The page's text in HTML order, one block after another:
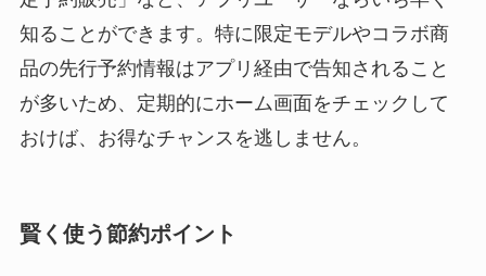
知ることができます。特に限定モデルやコラボ商
品の先行予約情報はアプリ経由で告知されること
が多いため、定期的にホーム画面をチェックして
おけば、お得なチャンスを逃しません。
賢く使う節約ポイント